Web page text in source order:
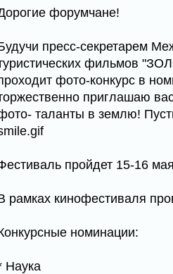
форумчане!
пресс-секретарем
фильмов
фото-конкурс в
приглашаю
таланты в землю!
пройдет 15-16
рамках кинофестиваля
номинации:
Наука